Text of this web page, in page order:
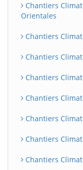
Chantiers
Orientales
Chantiers
Chantiers
Chantiers
Chantiers
Chantiers
Chantiers
Chantiers